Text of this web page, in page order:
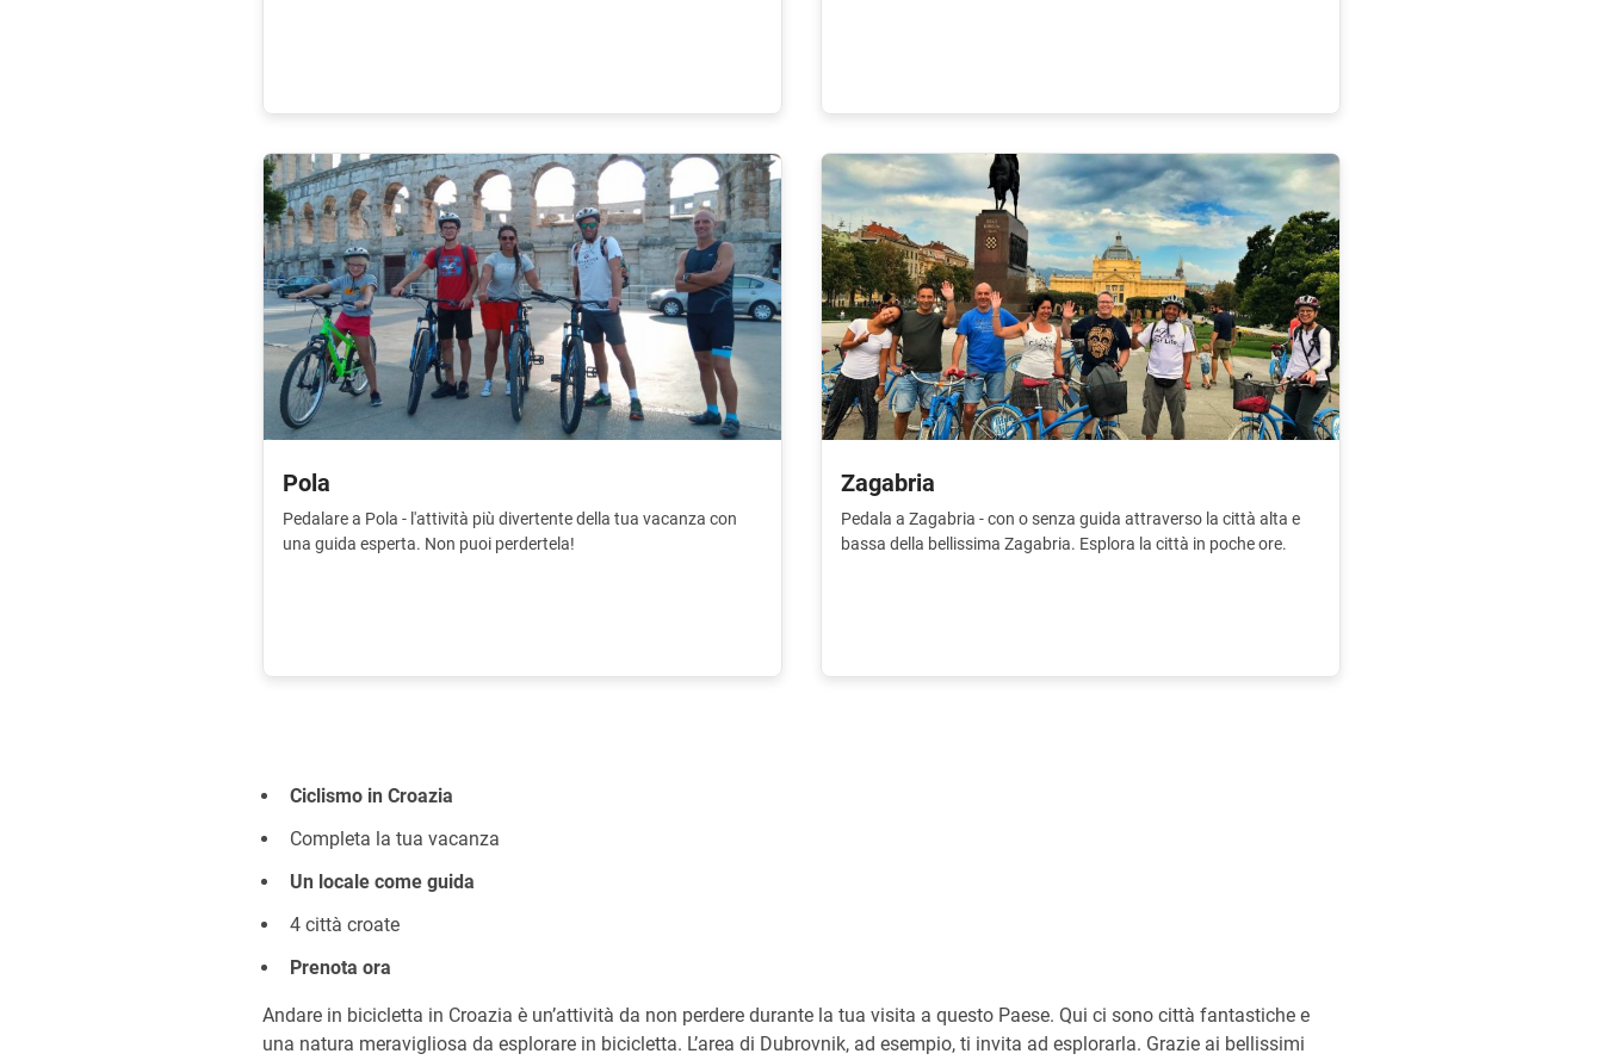
Pola
Pedalare a Pola - l'attività più divertente della tua vacanza con
una guida esperta. Non puoi perdertela!
Zagabria
Pedala a Zagabria - con o senza guida attraverso la città alta e
bassa della bellissima Zagabria. Esplora la città in poche ore.
Ciclismo in Croazia
Completa la tua vacanza
Un locale come guida
4 città croate
Prenota ora
Andare in bicicletta in Croazia è un’attività da non perdere durante la tua visita a questo Paese. Qui ci sono città fantastiche e
una natura meravigliosa da esplorare in bicicletta. L’area di Dubrovnik, ad esempio, ti invita ad esplorarla. Grazie ai bellissimi